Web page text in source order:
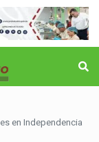
en Independencia